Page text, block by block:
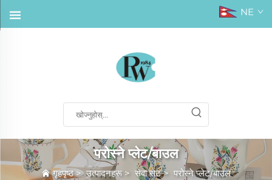
NE
परोस्ने प्लेट/बाउल
गृहपृष्ठ> उत्पादनहरू > सेवा सेट> परोस्ने प्लेट/बाउल